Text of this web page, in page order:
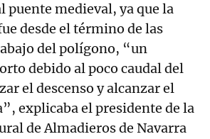
puente medieval, ya que la
desde el término de las
del polígono, “un
debido al poco caudal del
el descenso y alcanzar el
explicaba el presidente de la
de Almadieros de Navarra